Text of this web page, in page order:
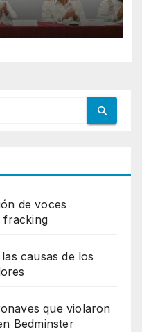
de que
de voces
fracking
causas de los
que violaron
Bedminster